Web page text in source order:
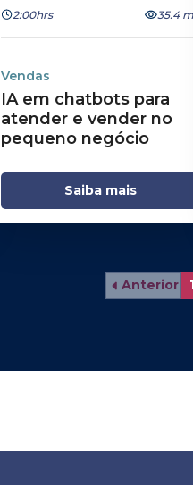
2:00hrs 35.4
Vendas
IA em chatbots para
atender e vender no
pequeno negócio
Saiba mais
Anterior